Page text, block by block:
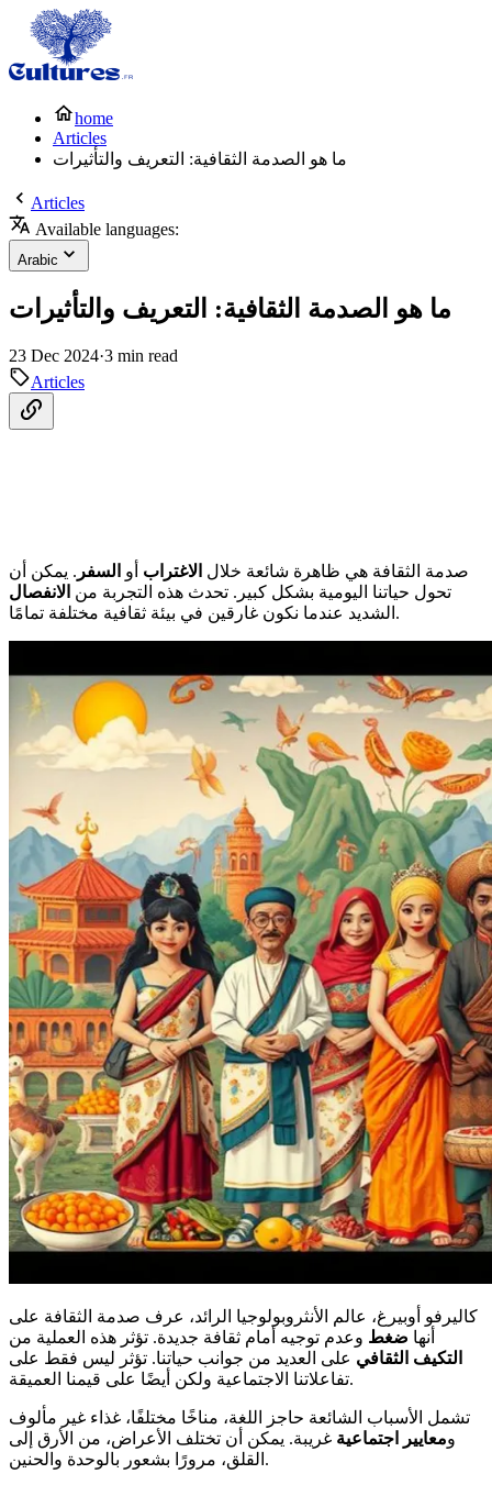
home
Articles
ما هو الصدمة الثقافية: التعريف والتأثيرات
Articles
Available languages:
Arabic
ما هو الصدمة الثقافية: التعريف والتأثيرات
23 Dec 2024·3 min read
Articles
صدمة الثقافة هي ظاهرة شائعة خلال الاغتراب أو السفر . يمكن أن
تحول حياتنا اليومية بشكل كبير. تحدث هذه التجربة من الانفصال
الشديد عندما نكون غارقين في بيئة ثقافية مختلفة تمامًا.
كاليرفو أوبيرغ، عالم الأنثروبولوجيا الرائد، عرف صدمة الثقافة على
أنها ضغط وعدم توجيه أمام ثقافة جديدة. تؤثر هذه العملية من
التكيف الثقافي على العديد من جوانب حياتنا. تؤثر ليس فقط على
تفاعلاتنا الاجتماعية ولكن أيضًا على قيمنا العميقة.
تشمل الأسباب الشائعة حاجز اللغة، مناخًا مختلفًا، غذاء غير مألوف
ومعايير اجتماعية غريبة. يمكن أن تختلف الأعراض، من الأرق إلى
القلق، مرورًا بشعور بالوحدة والحنين.